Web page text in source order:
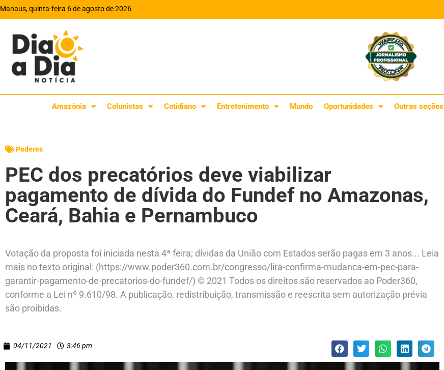
Manaus, quinta-feira 6 de agosto de 2026
Amazônia Colunistas Cotidiano Entretenimento Mundo Oportunidades Outras seções
Poderes
PEC dos precatórios deve viabilizar
pagamento de dívida do Fundef no Amazonas,
Ceará, Bahia e Pernambuco
Votação da proposta foi iniciada nesta 4ª feira; dívidas da União com Estados serão pagas em 3 anos... Leia
mais no texto original: (https://www.poder360.com.br/congresso/lira-confirma-mudanca-em-pec-para-
garantir-pagamento-de-precatorios-do-fundef/) © 2021 Todos os direitos são reservados ao Poder360,
conforme a Lei nº 9.610/98. A publicação, redistribuição, transmissão e reescrita sem autorização prévia
são proibidas.
04/11/2021 3:46 pm